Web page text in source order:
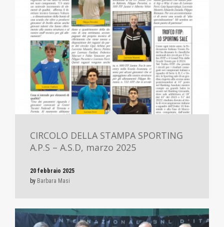
CIRCOLO DELLA STAMPA SPORTING
A.P.S – A.S.D, marzo 2025
20 febbraio 2025
by Barbara Masi